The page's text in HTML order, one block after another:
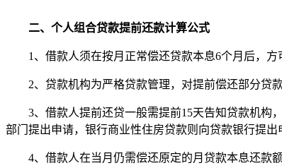
二、个人组合贷款提前还款计算公式
1、借款人须在按月正常偿还贷款本息6个月后，
2、贷款机构为严格贷款管理，对提前偿还部分贷
3、借款人提前还贷一般需提前15天告知贷款机构
部门提出申请，银行商业性住房贷款则向贷款银行提出
4、借款人在当月仍需偿还原定的月贷款本息还款